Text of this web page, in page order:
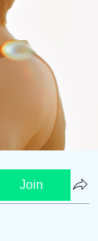
Join